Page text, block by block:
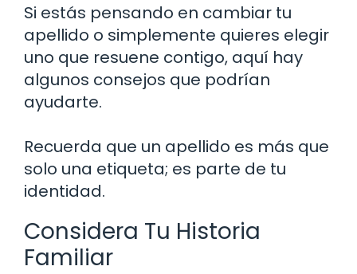
Si estás pensando en cambiar tu
apellido o simplemente quieres elegir
uno que resuene contigo, aquí hay
algunos consejos que podrían
ayudarte.
Recuerda que un apellido es más que
solo una etiqueta; es parte de tu
identidad.
Considera Tu Historia
Familiar